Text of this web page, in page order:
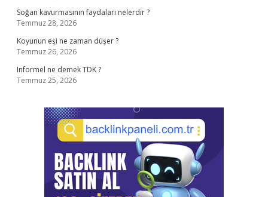
Soğan kavurmasının faydaları nelerdir ?
Temmuz 28, 2026
Koyunun eşi ne zaman düşer ?
Temmuz 26, 2026
Informel ne demek TDK ?
Temmuz 25, 2026